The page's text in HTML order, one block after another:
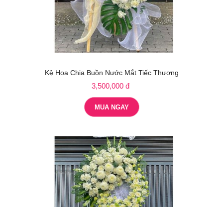
Kệ Hoa Chia Buồn Nước Mắt Tiếc Thương
3,500,000 đ
MUA NGAY